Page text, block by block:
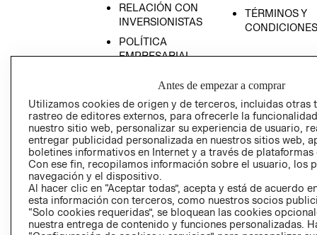
RELACIÓN CON
INVERSIONISTAS
POLÍTICA
EMPRESARIAL
TÉRMINOS Y
CONDICIONES
AVISO DE
PRIVACIDAD
GIFT CARD
Antes de empezar a comprar
Utilizamos cookies de origen y de terceros, incluidas otras
rastreo de editores externos, para ofrecerle la
nuestro sitio web, personalizar su experiencia de usuario,
entregar publicidad personalizada en nuestros sitios web,
boletines informativos en Internet y a través de plataformas
Con ese fin, recopilamos información sobre el usuario, los
navegación y el dispositivo.
Al hacer clic en “Aceptar todas”, acepta y está de acuerdo
esta información con terceros, como nuestros socios
“Solo cookies requeridas”, se bloquean las cookies
nuestra entrega de contenido y funciones personalizadas.